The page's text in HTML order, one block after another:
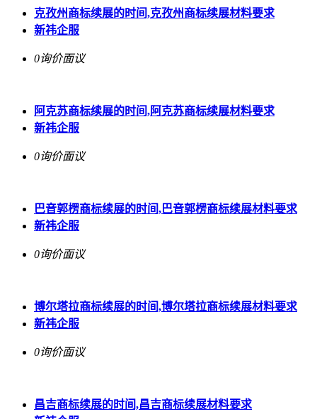
克孜州商标续展的时间,克孜州商标续展材料要求
新祎企服
0询价面议
阿克苏商标续展的时间,阿克苏商标续展材料要求
新祎企服
0询价面议
巴音郭楞商标续展的时间,巴音郭楞商标续展材料要求
新祎企服
0询价面议
博尔塔拉商标续展的时间,博尔塔拉商标续展材料要求
新祎企服
0询价面议
昌吉商标续展的时间,昌吉商标续展材料要求